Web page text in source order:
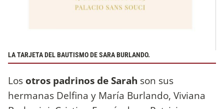
LA TARJETA DEL BAUTISMO DE SARA BURLANDO.
Los otros padrinos de Sarah son sus
hermanas Delfina y María Burlando, Viviana